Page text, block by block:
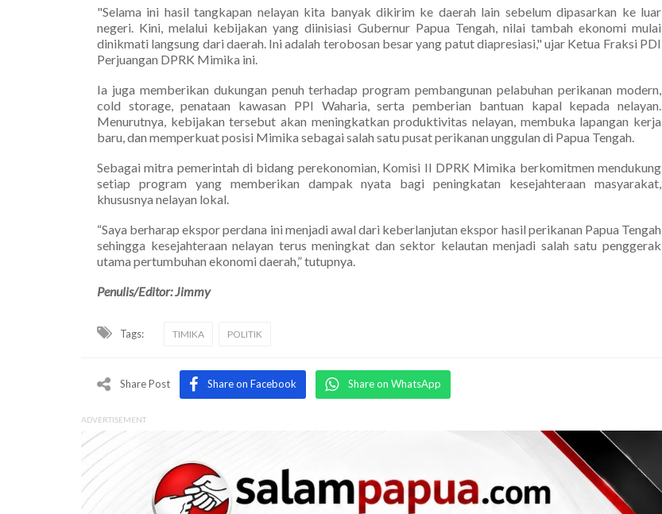
"Selama ini hasil tangkapan nelayan kita banyak dikirim ke daerah lain sebelum dipasarkan ke luar
negeri. Kini, melalui kebijakan yang diinisiasi Gubernur Papua Tengah, nilai tambah ekonomi mulai
dinikmati langsung dari daerah. Ini adalah terobosan besar yang patut diapresiasi," ujar Ketua Fraksi PDI
Perjuangan DPRK Mimika ini.
Ia juga memberikan dukungan penuh terhadap program pembangunan pelabuhan perikanan modern,
cold storage, penataan kawasan PPI Waharia, serta pemberian bantuan kapal kepada nelayan.
Menurutnya, kebijakan tersebut akan meningkatkan produktivitas nelayan, membuka lapangan kerja
baru, dan memperkuat posisi Mimika sebagai salah satu pusat perikanan unggulan di Papua Tengah.
Sebagai mitra pemerintah di bidang perekonomian, Komisi II DPRK Mimika berkomitmen mendukung
setiap program yang memberikan dampak nyata bagi peningkatan kesejahteraan masyarakat,
khususnya nelayan lokal.
“Saya berharap ekspor perdana ini menjadi awal dari keberlanjutan ekspor hasil perikanan Papua Tengah
sehingga kesejahteraan nelayan terus meningkat dan sektor kelautan menjadi salah satu penggerak
utama pertumbuhan ekonomi daerah,” tutupnya.
Penulis/Editor: Jimmy
Tags: TIMIKA POLITIK
Share Post Share on Facebook Share on WhatsApp
ADVERTISEMENT